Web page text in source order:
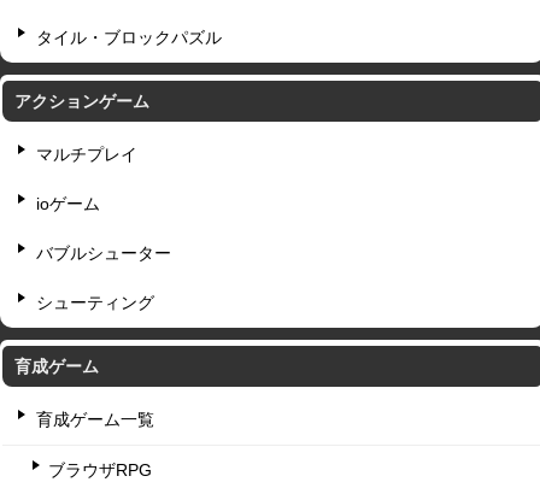
タイル・ブロックパズル
アクションゲーム
マルチプレイ
ioゲーム
バブルシューター
シューティング
育成ゲーム
育成ゲーム一覧
ブラウザRPG